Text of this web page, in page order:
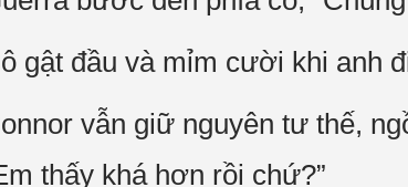
gật đầu và mỉm cười khi anh
vẫn giữ nguyên tư thế,
thấy khá hơn rồi chứ?”